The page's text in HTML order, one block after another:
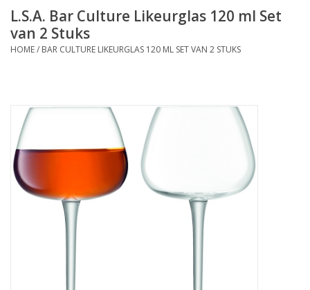
Karaffen
Glas graveren
Cadeaus
Koffie & Thee
Bar & Wijn
L.S.A. Bar Culture Likeurglas 120 ml Set
van 2 Stuks
HOME/ BAR CULTURE LIKEURGLAS 120 ML SET VAN 2 STUKS